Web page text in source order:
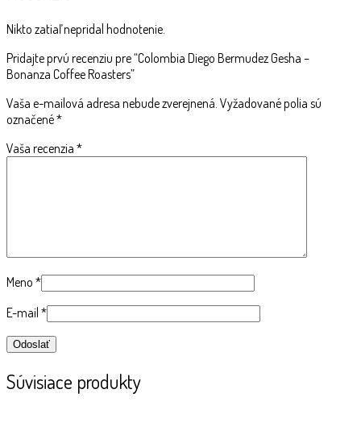
Nikto zatiaľ nepridal hodnotenie.
Pridajte prvú recenziu pre “Colombia Diego Bermudez Gesha –
Bonanza Coffee Roasters”
Vaša e-mailová adresa nebude zverejnená. Vyžadované polia sú
označené*
Vaša recenzia *
Meno *
E-mail *
Súvisiace produkty